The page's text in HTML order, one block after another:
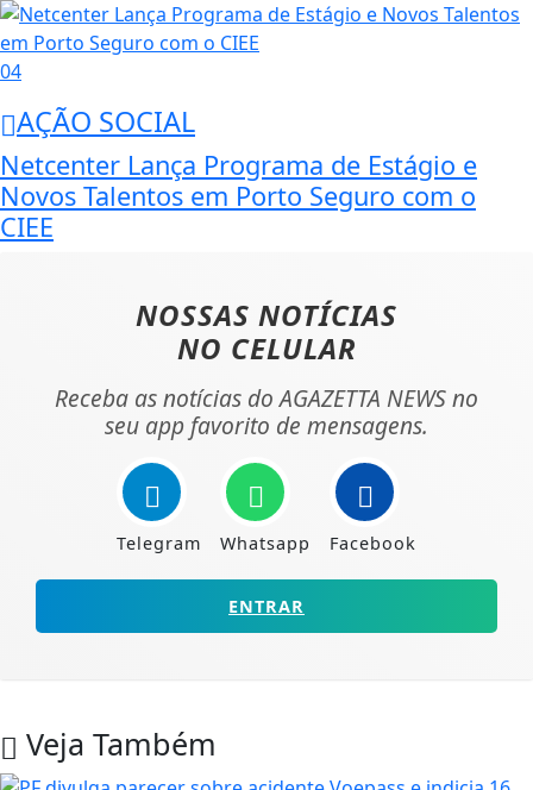
04
AÇÃO SOCIAL
Netcenter Lança Programa de Estágio e
Novos Talentos em Porto Seguro com o
CIEE
NOSSAS NOTÍCIAS
NO CELULAR
Receba as notícias do AGAZETTA NEWS no
seu app favorito de mensagens.
Telegram Whatsapp Facebook
ENTRAR
Veja Também